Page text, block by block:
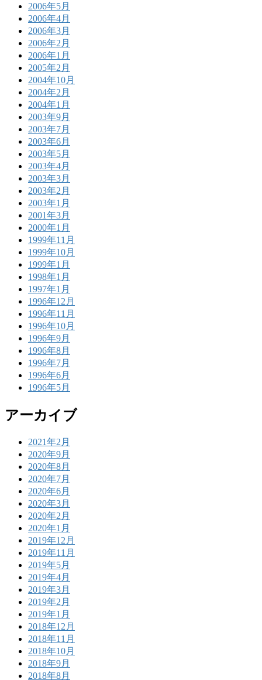
2006年5月
2006年4月
2006年3月
2006年2月
2006年1月
2005年2月
2004年10月
2004年2月
2004年1月
2003年9月
2003年7月
2003年6月
2003年5月
2003年4月
2003年3月
2003年2月
2003年1月
2001年3月
2000年1月
1999年11月
1999年10月
1999年1月
1998年1月
1997年1月
1996年12月
1996年11月
1996年10月
1996年9月
1996年8月
1996年7月
1996年6月
1996年5月
アーカイブ
2021年2月
2020年9月
2020年8月
2020年7月
2020年6月
2020年3月
2020年2月
2020年1月
2019年12月
2019年11月
2019年5月
2019年4月
2019年3月
2019年2月
2019年1月
2018年12月
2018年11月
2018年10月
2018年9月
2018年8月